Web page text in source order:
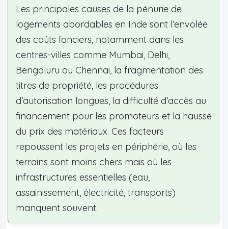
Les principales causes de la pénurie de
logements abordables en Inde sont l’envolée
des coûts fonciers, notamment dans les
centres-villes comme Mumbai, Delhi,
Bengaluru ou Chennai, la fragmentation des
titres de propriété, les procédures
d’autorisation longues, la difficulté d’accès au
financement pour les promoteurs et la hausse
du prix des matériaux. Ces facteurs
repoussent les projets en périphérie, où les
terrains sont moins chers mais où les
infrastructures essentielles (eau,
assainissement, électricité, transports)
manquent souvent.